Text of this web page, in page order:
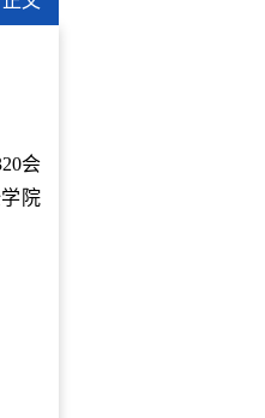
会
院